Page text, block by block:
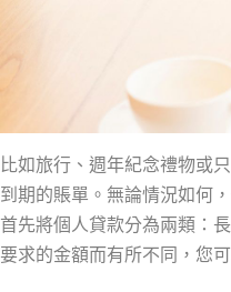
比如旅行、週年紀念禮物或
到期的賬單。無論情況如何
首先將個人貸款分為兩類：
要求的金額而有所不同，您